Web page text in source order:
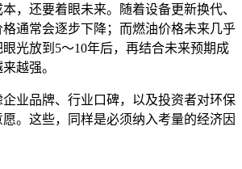
，还要着眼未来。随着设备更新换代、
通常会逐步下降；而燃油价格未来几乎
光放到5～10年后，再结合未来预期成
越强。
业品牌、行业口碑，以及投资者对环保
。这些，同样是必须纳入考量的经济因